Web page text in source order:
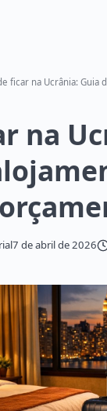
na
7 de abril de 2026